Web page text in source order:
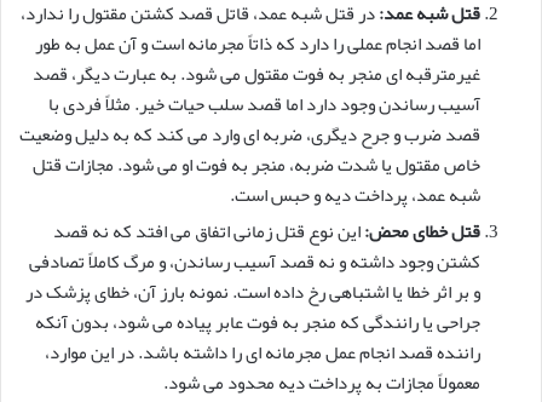
قتل شبه عمد:در قتل شبه عمد، قاتل قصد کشتن مقتول را ندارد،
اما قصد انجام عملی را دارد که ذاتاً مجرمانه است و آن عمل به طور
غیرمترقبه ای منجر به فوت مقتول می شود. به عبارت دیگر، قصد
آسیب رساندن وجود دارد اما قصد سلب حیات خیر. مثلاً فردی با
قصد ضرب و جرح دیگری، ضربه ای وارد می کند که به دلیل وضعیت
خاص مقتول یا شدت ضربه، منجر به فوت او می شود. مجازات قتل
شبه عمد، پرداخت دیه و حبس است.
قتل خطای محض:این نوع قتل زمانی اتفاق می افتد که نه قصد
کشتن وجود داشته و نه قصد آسیب رساندن، و مرگ کاملاً تصادفی
و بر اثر خطا یا اشتباهی رخ داده است. نمونه بارز آن، خطای پزشک در
جراحی یا رانندگی که منجر به فوت عابر پیاده می شود، بدون آنکه
راننده قصد انجام عمل مجرمانه ای را داشته باشد. در این موارد،
معمولاً مجازات به پرداخت دیه محدود می شود.